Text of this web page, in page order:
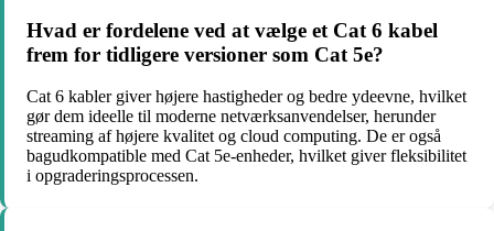
Hvad er fordelene ved at vælge et Cat 6 kabel
frem for tidligere versioner som Cat 5e?
Cat 6 kabler giver højere hastigheder og bedre ydeevne, hvilket
gør dem ideelle til moderne netværksanvendelser, herunder
streaming af højere kvalitet og cloud computing. De er også
bagudkompatible med Cat 5e-enheder, hvilket giver fleksibilitet
i opgraderingsprocessen.